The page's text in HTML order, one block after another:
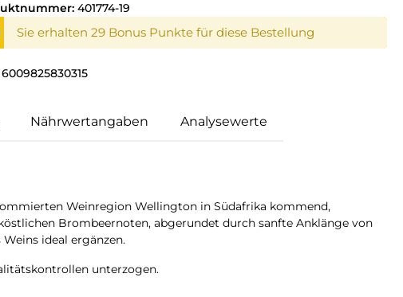
401774-19
Sie erhalten 29 Bonus Punkte für diese Bestellung
6009825830315
Nährwertangaben Analysewerte
Weinregion Wellington in Südafrika kommend,
Brombeernoten, abgerundet durch sanfte Anklänge von
ideal ergänzen.
unterzogen.